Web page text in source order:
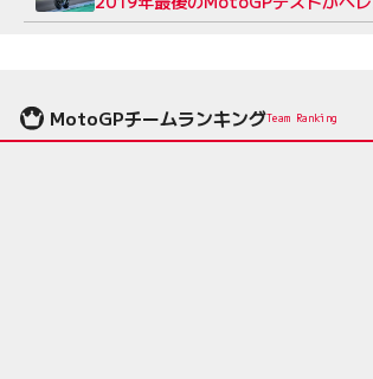
MotoGPチームランキングTeam Ranking